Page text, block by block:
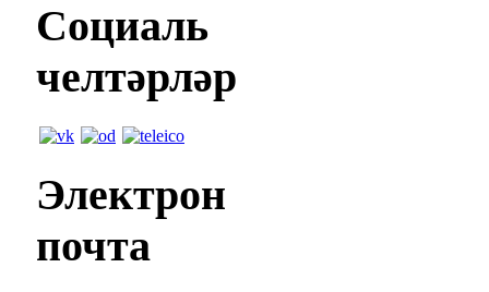
Социаль
челтәрләр
Электрон
почта